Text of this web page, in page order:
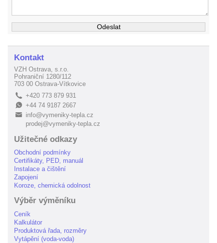
Kontakt
VZH Ostrava, s.r.o.
Pohraniční 1280/112
703 00 Ostrava-Vítkovice
L +420 773 879 931
E+44 74 9187 2667
B
info@vymeniky-tepla.cz
prodej@vymeniky-tepla.cz
Užitečné odkazy
Obchodní podmínky
Certifikáty, PED, manuál
Instalace a čištění
Zapojení
Koroze, chemická odolnost
Výběr výměníku
Ceník
Kalkulátor
Produktová řada, rozměry
Vytápění (voda-voda)